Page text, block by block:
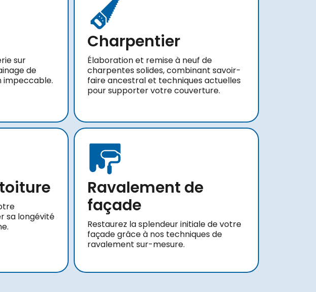
sur
de
impeccable.
Charpentier
Élaboration et remise à neuf de
charpentes solides, combinant savoir-
faire ancestral et techniques actuelles
pour supporter votre couverture.
sa longévité
Ravalement de
façade
Restaurez la splendeur initiale de votre
façade grâce à nos techniques de
ravalement sur-mesure.